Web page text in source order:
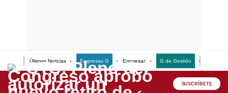
Últimas Noticias Empresas G Empresas G de Gestión
Lo último
Peru Quiosco SUSCRÍBETE